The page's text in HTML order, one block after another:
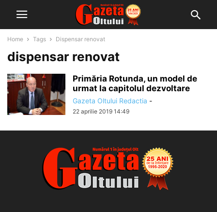
Home Tags Dispensar renovat
dispensar renovat
Primăria Rotunda, un model de
urmat la capitolul dezvoltare
Gazeta Oltului Redactia -
22 aprilie 2019 14:49